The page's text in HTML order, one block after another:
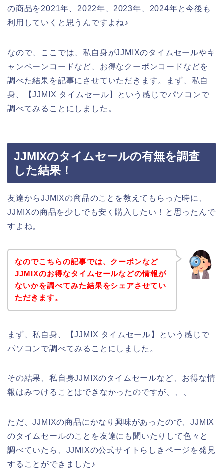
の商品を2021年、2022年、2023年、2024年と今後も
利用していくと思うんですよね♪
なので、ここでは、私自身がJJMIXのタイムセールやキ
ャンペーンコードなど、お得なクーポンコードなどを
調べた結果を記事にさせていただきます。まず、私自
身、【JJMIX タイムセール】という感じでパソコンで
調べてみることにしました。
JJMIXのタイムセールの有無を調査
した結果！
友達からJJMIXの商品のことを教えてもらった時に、
JJMIXの商品を少しでも安く購入したい！と思ったんで
すよね。
なのでこちらの記事では、クーポンなど
JJMIXのお得なタイムセールなどの情報が
ないかを調べてみた結果をシェアさせてい
ただきます。
まず、私自身、【JJMIX タイムセール】という感じで
パソコンで調べてみることにしました。
その結果、私自身JJMIXのタイムセールなど、お得な情
報はみつけることはできなかったのですが、、、
ただ、JJMIXの商品にかなり興味があったので、JJMIX
のタイムセールのことを友達にも聞いたりして色々と
調べていたら、JJMIXの公式サイトらしきページを発見
することができました♪